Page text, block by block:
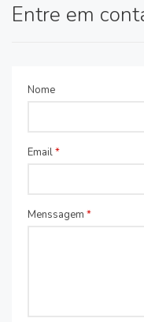
Entre em
Nome
Email*
Menssagem *